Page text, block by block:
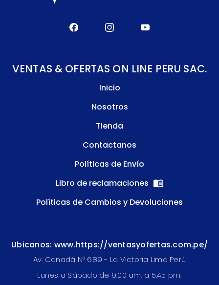
VENTAS & OFERTAS ON LINE PERU SAC.
Inicio
Nosotros
Tienda
Contactanos
Políticas de Envío
Libro de reclamaciones
Políticas de Cambios y Devoluciones
Ubicanos: www.https://ventasyofertas.com.pe/
Av. Canadá N° 689 - La Victoria Lima Perú
Lunes a Sábado de 9:00 am. a 5:45 pm.